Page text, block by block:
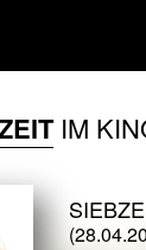
IM